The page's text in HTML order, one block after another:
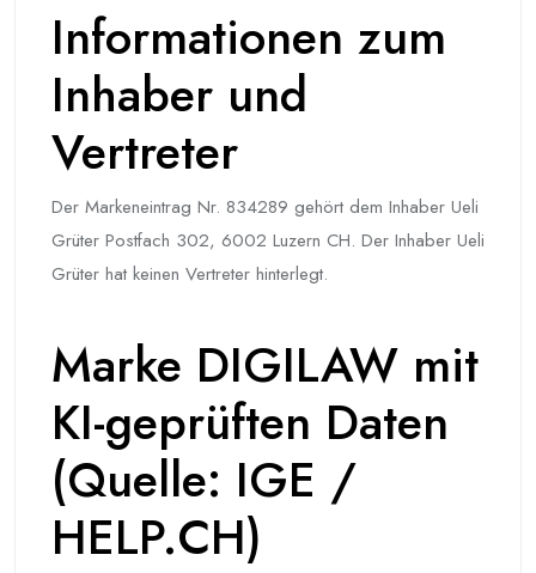
Informationen zum
Inhaber und
Vertreter
Der Markeneintrag Nr. 834289 gehört dem Inhaber Ueli
Grüter Postfach 302, 6002 Luzern CH. Der Inhaber Ueli
Grüter hat keinen Vertreter hinterlegt.
Marke DIGILAW mit
KI-geprüften Daten
(Quelle: IGE /
HELP.CH)